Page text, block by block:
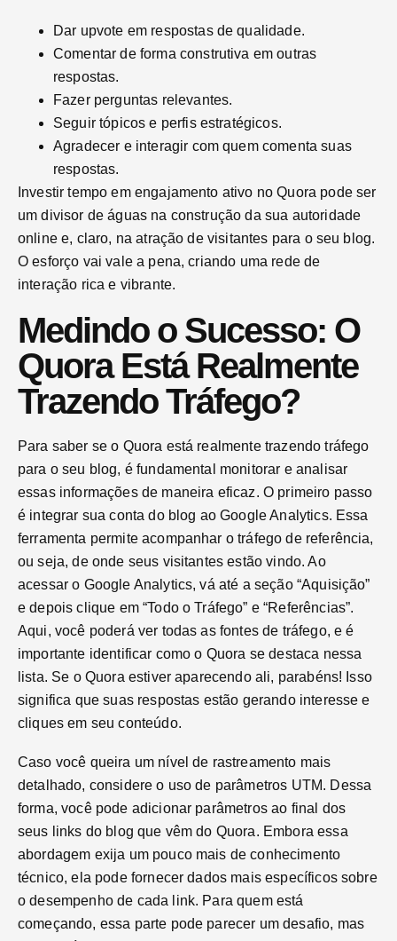
Dar upvote em respostas de qualidade.
Comentar de forma construtiva em outras
respostas.
Fazer perguntas relevantes.
Seguir tópicos e perfis estratégicos.
Agradecer e interagir com quem comenta suas
respostas.
Investir tempo em engajamento ativo no Quora pode ser
um divisor de águas na construção da sua autoridade
online e, claro, na atração de visitantes para o seu blog.
O esforço vai vale a pena, criando uma rede de
interação rica e vibrante.
Medindo o Sucesso: O
Quora Está Realmente
Trazendo Tráfego?
Para saber se o Quora está realmente trazendo tráfego
para o seu blog, é fundamental monitorar e analisar
essas informações de maneira eficaz. O primeiro passo
é integrar sua conta do blog ao Google Analytics. Essa
ferramenta permite acompanhar o tráfego de referência,
ou seja, de onde seus visitantes estão vindo. Ao
acessar o Google Analytics, vá até a seção “Aquisição”
e depois clique em “Todo o Tráfego” e “Referências”.
Aqui, você poderá ver todas as fontes de tráfego, e é
importante identificar como o Quora se destaca nessa
lista. Se o Quora estiver aparecendo ali, parabéns! Isso
significa que suas respostas estão gerando interesse e
cliques em seu conteúdo.
Caso você queira um nível de rastreamento mais
detalhado, considere o uso de parâmetros UTM. Dessa
forma, você pode adicionar parâmetros ao final dos
seus links do blog que vêm do Quora. Embora essa
abordagem exija um pouco mais de conhecimento
técnico, ela pode fornecer dados mais específicos sobre
o desempenho de cada link. Para quem está
começando, essa parte pode parecer um desafio, mas